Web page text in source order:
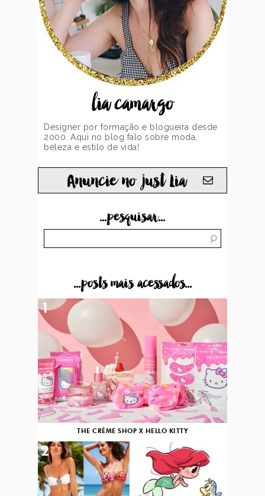
lia camargo
Designer por formação e blogueira desde
2000. Aqui no blog falo sobre moda,
beleza e estilo de vida!
Anuncie no just Lia
...pesquisar...
...posts mais acessados...
THE CRÈME SHOP X HELLO KITTY
1
2 3